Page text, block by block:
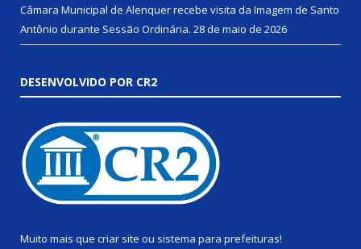
Câmara Municipal de Alenquer recebe visita da Imagem de Santo
Antônio durante Sessão Ordinária. 28 de maio de 2026
DESENVOLVIDO POR CR2
Muito mais que criar site ou sistema para prefeituras!